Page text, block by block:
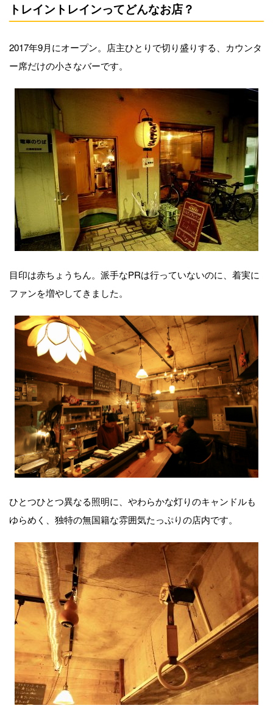
トレイントレインってどんなお店？
2017年9月にオープン。店主ひとりで切り盛りする、カウンタ
ー席だけの小さなバーです。
目印は赤ちょうちん。派手なPRは行っていないのに、着実に
ファンを増やしてきました。
ひとつひとつ異なる照明に、やわらかな灯りのキャンドルも
ゆらめく、独特の無国籍な雰囲気たっぷりの店内です。